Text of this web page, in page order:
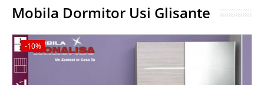
Mobila Dormitor Usi Glisante
-10%